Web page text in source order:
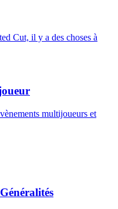
Cut, il y a des choses à
multijoueurs et